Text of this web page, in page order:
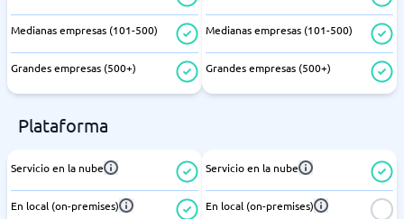
Medianas empresas (101-500)
Grandes empresas (500+)
Medianas empresas (101-500)
Grandes empresas (500+)
Plataforma
Servicio en la nube
En local (on-premises)
Servicio en la nube
En local (on-premises)